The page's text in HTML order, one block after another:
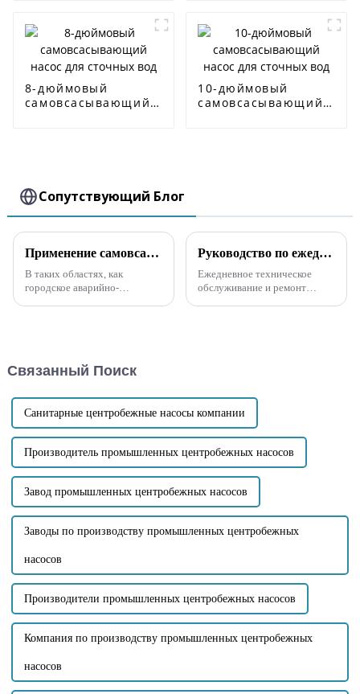
8-дюймовый
самовсасывающий
10-дюймовый
самовсасывающий
Сопутствующий Блог
Применение самовсасывающего насоса с высоким расходом для борьбы с наводнениями и дренажа
В таких областях, как
городское аварийно-
удобство эксплуатации
спрос на производительность
насосов...
Руководство по ежедневному техническому обслуживанию и ремонту самовсасывающего канализационного насоса
Ежедневное техническое
обслуживание и ремонт
обслуживанием: Перед
техническим обслуживанием
сначала отсоедините...
Связанный Поиск
Санитарные центробежные насосы компании
Производитель промышленных центробежных насосов
Завод промышленных центробежных насосов
Заводы по производству промышленных центробежных
насосов
Производители промышленных центробежных насосов
Компания по производству промышленных центробежных
насосов